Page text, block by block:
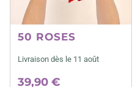
50 ROSES
Livraison dès le 11 août
39,90 €